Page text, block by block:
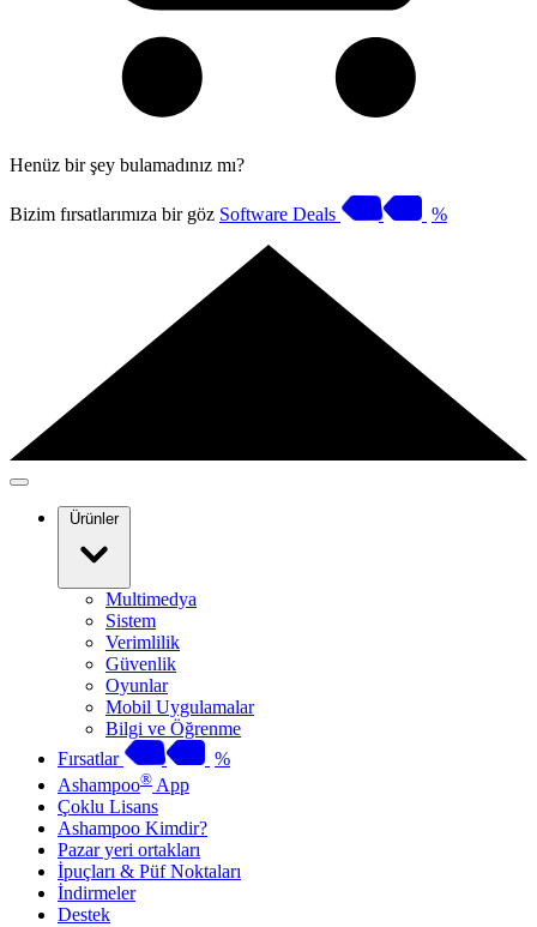
Henüz bir şey bulamadınız mı?
Bizim fırsatlarımıza bir göz Software Deals %
Ürünler
Multimedya
Sistem
Verimlilik
Güvenlik
Oyunlar
Mobil Uygulamalar
Bilgi ve Öğrenme
Fırsatlar
%
Ashampoo® App
Çoklu Lisans
Ashampoo Kimdir?
Pazar yeri ortakları
İpuçları & Püf Noktaları
İndirmeler
Destek